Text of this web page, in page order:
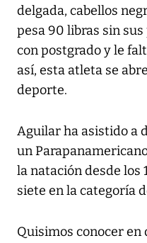
delgada, cabellos
pesa 90 libras sin
con postgrado y le
así, esta atleta se
deporte.
Aguilar ha asistido a
un
la natación desde los
siete en la categoría
Quisimos conocer en